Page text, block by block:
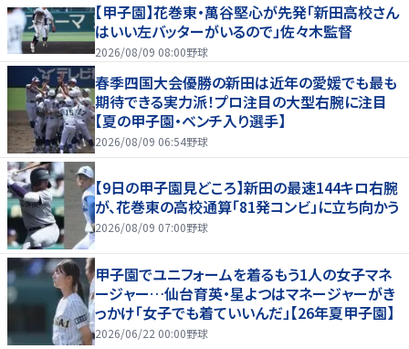
【甲子園】花巻東・萬谷堅心が先発「新田高校さん
はいい左バッターがいるので」佐々木監督
2026/08/09 08:00野球
春季四国大会優勝の新田は近年の愛媛でも最も
期待できる実力派！プロ注目の大型右腕に注目
【夏の甲子園・ベンチ入り選手】
2026/08/09 06:54野球
【9日の甲子園見どころ】新田の最速144キロ右腕
が、花巻東の高校通算「81発コンビ」に立ち向かう
2026/08/09 07:00野球
甲子園でユニフォームを着るもう1人の女子マネ
ージャー…仙台育英・星よつはマネージャーがき
っかけ「女子でも着ていいんだ」【26年夏甲子園】
2026/06/22 00:00野球